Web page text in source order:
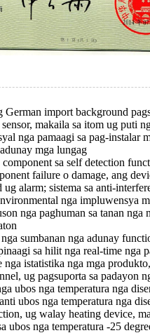
German import background
makaila sa itom ug puti
nga pamaagi sa pag-instalar
mga lungag
sa self detection
failure o damage, ang
ug alarm; sistema sa anti-
nga impluwensya
nga paghuman sa tanan nga
sumbanan nga adunay
sa hilit nga real-time nga
nga istatistika nga mga
ug pagsuporta sa padayon
ubos nga temperatura nga
ubos nga temperatura nga
ug walay heating device,
ubos nga temperatura -25